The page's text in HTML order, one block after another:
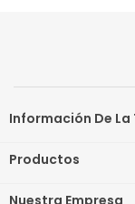
Información De La
Productos
Nuestra Empresa